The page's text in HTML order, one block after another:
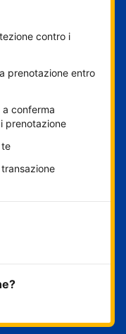
contro i
prenotazione entro
conferma
prenotazione
te